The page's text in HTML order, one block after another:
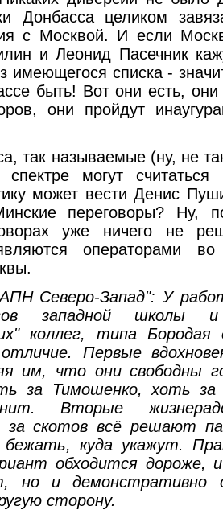
Донбасса целиком
с Москвой. И если
и Леонид Пасечник
имеющегося списка -
быть! Вот они есть,
они пройдут
так называемые (ну, не
могут считаться
может вести Денис
переговоры? Ну,
уже ничего не
операторами во
Северо-Запад": У
западной школы
коллег, типа
Первые
им, что они свободны
за Тимошенко, хоть
Вторые
за скотов всё решают
бежать, куда укажут.
обходится дороже,
но и демонстративно
сторону.